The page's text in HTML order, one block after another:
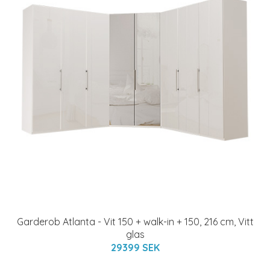
Garderob Atlanta - Vit 150 + walk-in + 150, 216 cm, Vitt
glas
29399 SEK